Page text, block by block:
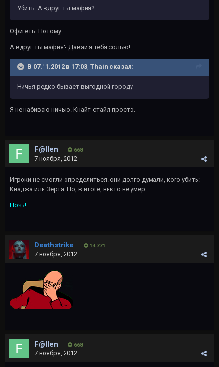
Убить. А вдруг ты мафия?
Офигеть. Потому.
А вдруг ты мафия? Давай я тебя солью!
В 07.11.2012 в 17:03, Thain сказал:
Ничья редко бывает выгодной городу
Я не набиваю ничью. Кнайт-стайл просто.
F@llen 668
7 ноября, 2012
Игроки не смогли определиться. они долго думали, кого убить:
Кнаджа или Зерта. Но, в итоге, никто не умер.
Ночь!
Deathstrike 14 771
7 ноября, 2012
F@llen 668
7 ноября, 2012